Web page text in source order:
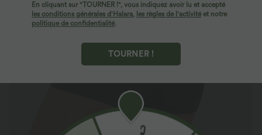
En cliquant sur "TOURNER !", vous indiquez avoir lu et accepté
les conditions générales d'Halara, les règles de l'activité et notre
politique de confidentialité.
TOURNER !